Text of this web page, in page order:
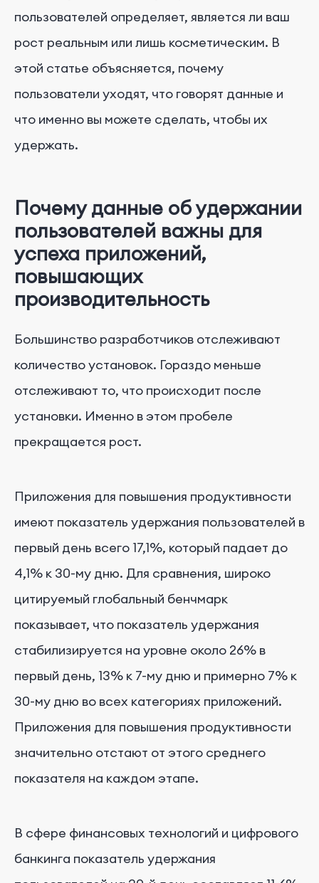
пользователей определяет, является ли ваш
рост реальным или лишь косметическим. В
этой статье объясняется, почему
пользователи уходят, что говорят данные и
что именно вы можете сделать, чтобы их
удержать.
Почему данные об удержании
пользователей важны для
успеха приложений,
повышающих
производительность
Большинство разработчиков отслеживают
количество установок. Гораздо меньше
отслеживают то, что происходит после
установки. Именно в этом пробеле
прекращается рост.
Приложения для повышения продуктивности
имеют показатель удержания пользователей в
первый день всего 17,1%, который падает до
4,1% к 30-му дню. Для сравнения, широко
цитируемый глобальный бенчмарк
показывает, что показатель удержания
стабилизируется на уровне около 26% в
первый день, 13% к 7-му дню и примерно 7% к
30-му дню во всех категориях приложений.
Приложения для повышения продуктивности
значительно отстают от этого среднего
показателя на каждом этапе.
В сфере финансовых технологий и цифрового
банкинга показатель удержания